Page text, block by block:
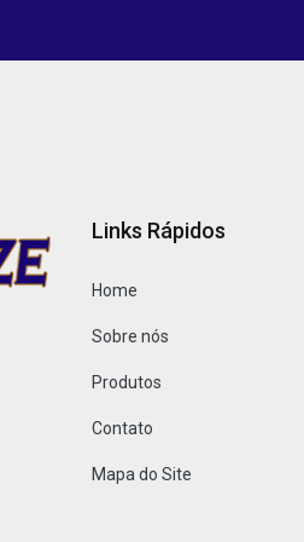
Links Rápidos
Home
Sobre nós
Produtos
Contato
Mapa do Site